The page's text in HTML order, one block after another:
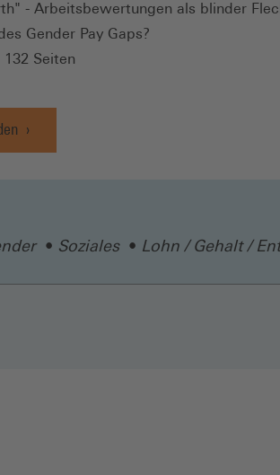
- Arbeitsbewertungen als blinder
Gender Pay Gaps?
Seiten
Soziales Lohn / Gehalt /